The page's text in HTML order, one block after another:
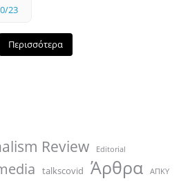
23
Περισσότερα
Review Editorial
talkscovid Άρθρα ΑΠΚΥ